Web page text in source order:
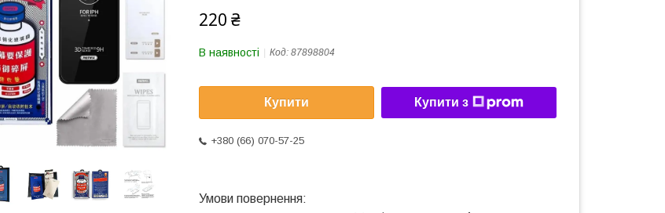
220 ₴
В наявності Код: 87898804
Купити Купити з
+380 (66) 070-57-25